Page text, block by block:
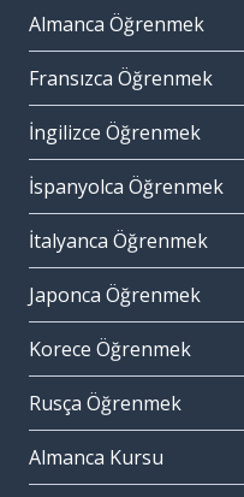
Almanca Öğrenmek
Fransızca Öğrenmek
İngilizce Öğrenmek
İspanyolca Öğrenmek
İtalyanca Öğrenmek
Japonca Öğrenmek
Korece Öğrenmek
Rusça Öğrenmek
Almanca Kursu